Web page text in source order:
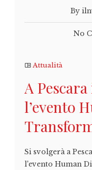
By
No
Attualità
A
l’evento
Si svolgerà a
l'evento Human